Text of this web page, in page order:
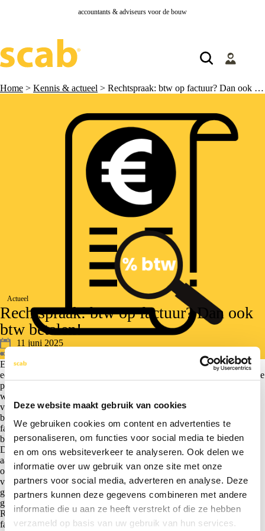
Deze website maakt gebruik van cookies
We gebruiken cookies om content en advertenties te
personaliseren, om functies voor social media te bieden
en om ons websiteverkeer te analyseren. Ook delen we
informatie over uw gebruik van onze site met onze
partners voor social media, adverteren en analyse. Deze
partners kunnen deze gegevens combineren met andere
informatie die u aan ze heeft verstrekt of die ze hebben
verzameld op basis van uw gebruik van hun services.
accountants & adviseurs voor de bouw
Home > Kennis & actueel > Rechtspraak: btw op factuur? Dan ook btw betalen!
Actueel
Rechtspraak: btw op factuur? Dan ook
btw betalen!
11 juni 2025
Een ondernemer drijft zijn onderneming in de vorm van een
eenmanszaak. Hij houdt zich bezig met het managen van internationale
projecten, met een specialisatie in industriële koelsystemen. De
werkzaamheden worden wereldwijd uitgevoerd. In 2017 en 2018
verricht hij werkzaamheden voor een Nederlandse opdrachtgever en
brengt daarbij, ten onrechte, Nederlandse btw in rekening op zijn
facturen. Hij geeft echter niet alle gefactureerde bedragen aan in zijn
btw-aangifte. De inspecteur legt een naheffingsaanslag op.
De ondernemer is van mening dat de inspecteur de te weinig
aangegeven btw niet kan naheffen en stapt naar de rechter. Ter
onderbouwing voert hij aan dat hij zijn diensten vanuit Spanje heeft
verricht en dat hij per abuis Nederlandse btw in rekening heeft
gebracht. Van een woonplaats dan wel onderneming in Nederland is
geen sprake.
Rechtbank Zeeland-West-Brabant oordeelt dat iedereen die op een
factuur melding maakt van btw, deze belasting verschuldigd is. Dit